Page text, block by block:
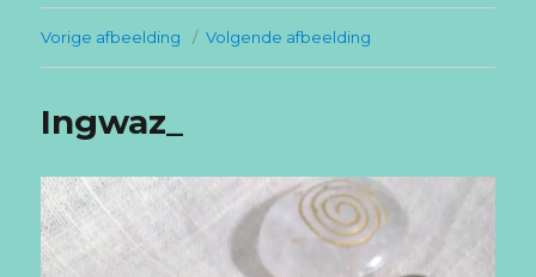
Vorige afbeelding Volgende afbeelding
Ingwaz_